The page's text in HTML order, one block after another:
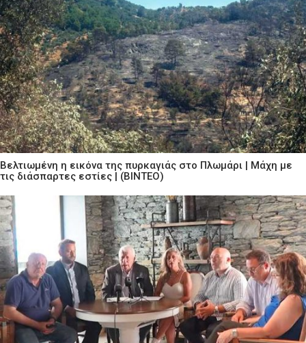
Βελτιωμένη η εικόνα της πυρκαγιάς στο Πλωμάρι | Μάχη με
τις διάσπαρτες εστίες | (ΒΙΝΤΕΟ)